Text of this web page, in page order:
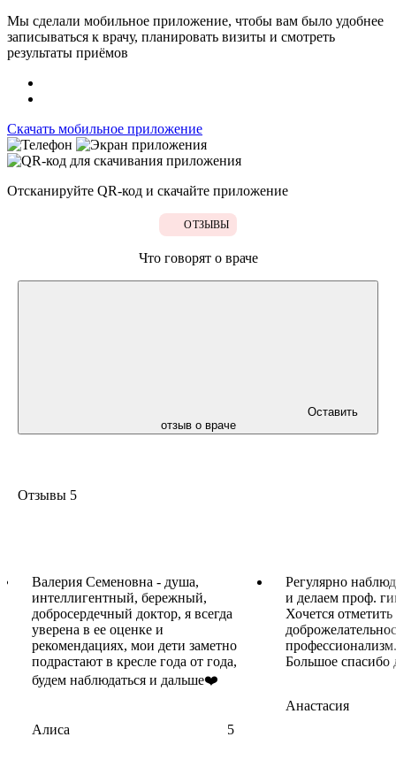
Мы сделали мобильное приложение, чтобы вам было удобнее
записываться к врачу, планировать визиты и смотреть
результаты приёмов
Скачать мобильное приложение
Отсканируйте QR-код и скачайте приложение
ОТЗЫВЫ
Что говорят о враче
Оставить
отзыв о враче
Отзывы 5
Валерия Семеновна - душа,
интеллигентный, бережный,
добросердечный доктор, я всегда
уверена в ее оценке и
рекомендациях, мои дети заметно
подрастают в кресле года от года,
будем наблюдаться и дальше❤️
Алиса 5
Регулярно
и делаем проф.
Хочется
профессионализм.
Большое спасибо
Анастасия